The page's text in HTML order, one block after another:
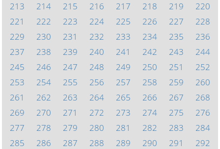
213
214 215 216 217 218 219
220
221
222 223 224 225 226 227
228
229
230 231 232 233 234 235
236
237
238 239 240 241 242 243
244
245
246 247 248 249 250 251
252
253
254 255 256 257 258 259
260
261
262 263 264 265 266 267
268
269
270 271 272 273 274 275
276
277
278 279 280 281 282 283
284
285
286 287 288 289 290 291
292